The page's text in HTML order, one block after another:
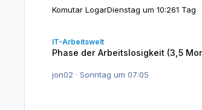
Komutar LogarDienstag um 10:261 Tag
IT-Arbeitswelt
Phase der Arbeitslosigkeit (3,5
jon02 · Sonntag um 07:05